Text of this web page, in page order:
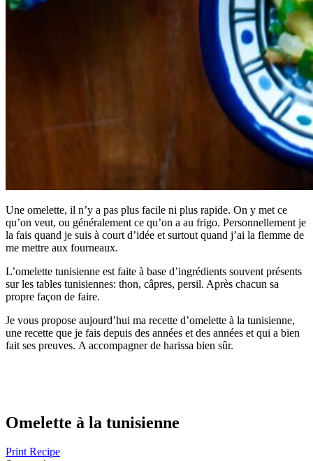
Une omelette, il n’y a pas plus facile ni plus rapide. On y met ce
qu’on veut, ou généralement ce qu’on a au frigo. Personnellement je
la fais quand je suis à court d’idée et surtout quand j’ai la flemme de
me mettre aux fourneaux.
L’omelette tunisienne est faite à base d’ingrédients souvent présents
sur les tables tunisiennes: thon, câpres, persil. Après chacun sa
propre façon de faire.
Je vous propose aujourd’hui ma recette d’omelette à la tunisienne,
une recette que je fais depuis des années et des années et qui a bien
fait ses preuves. A accompagner de harissa bien sûr.
Omelette à la tunisienne
Print Recipe